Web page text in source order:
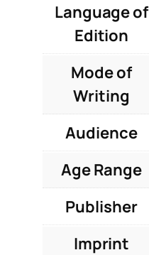
Language of
Edition
Mode of
Writing
Audience
Age Range
Publisher
Imprint